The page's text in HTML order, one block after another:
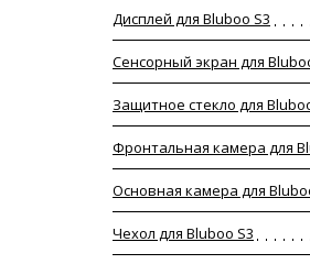
Дисплей для Bluboo S3
Сенсорный экран для
Защитное стекло для
Фронтальная камера для
Основная камера для
Чехол для Bluboo S3